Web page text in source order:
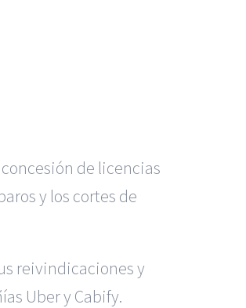
de licencias
y los cortes de
reivindicaciones y
Uber y Cabify.